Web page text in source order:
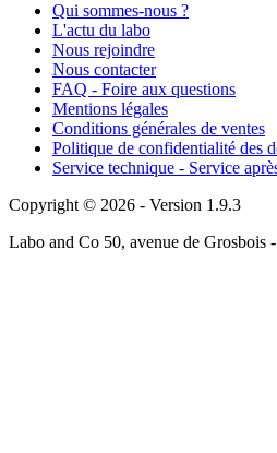
Qui sommes-nous ?
L'actu du labo
Nous rejoindre
Nous contacter
FAQ - Foire aux questions
Mentions légales
Conditions générales de ventes
Politique de confidentialité des
Service technique - Service
Copyright © 2026 - Version 1.9.3
Labo and Co 50, avenue de Grosbois